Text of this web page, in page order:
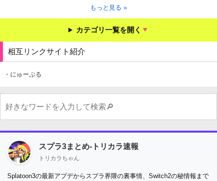
もっと見る »
カテゴリ一覧を開く
相互リンクサイト紹介
・にゅーぷる
スプラ3まとめ-トリカラ速報
トリカラちゃん
Splatoon3の最新アプデからスプラ界隈の裏事情、Switch2の秘情報まで